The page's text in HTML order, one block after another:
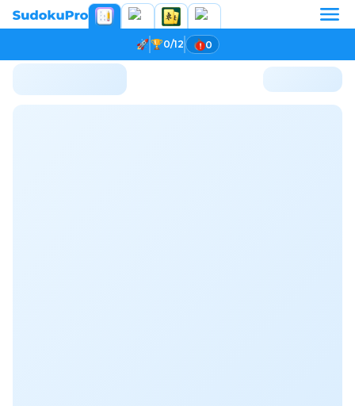
0/12 0